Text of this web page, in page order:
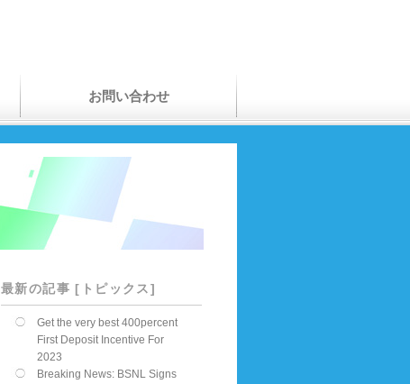
お問い合わせ
最新の記事 [トピックス]
Get the very best 400percent
First Deposit Incentive For
2023
Breaking News: BSNL Signs